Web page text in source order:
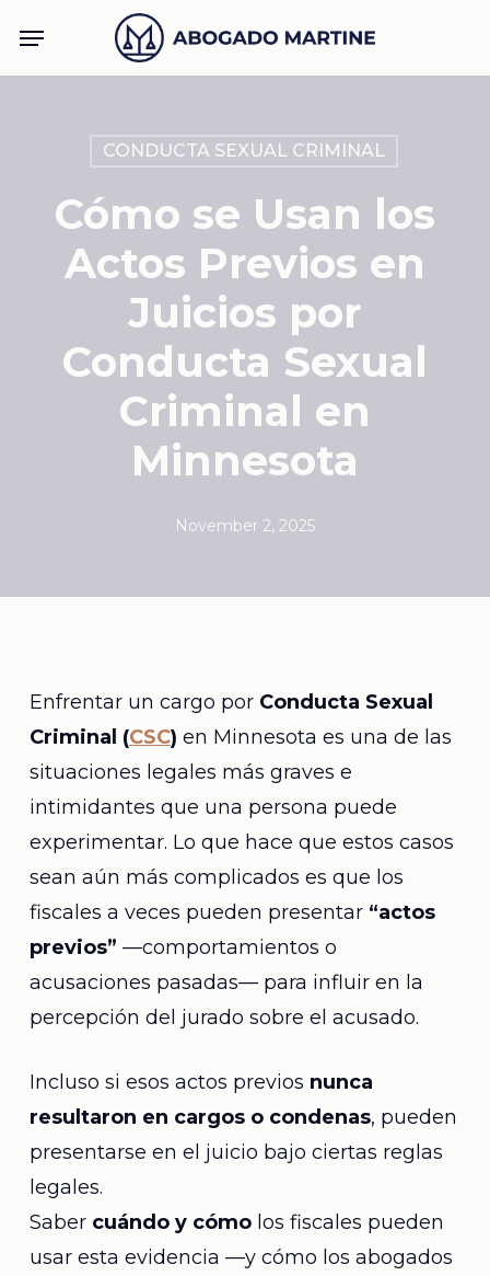
Menu
CONDUCTA SEXUAL CRIMINAL
Cómo se Usan los
Actos Previos en
Juicios por
Conducta Sexual
Criminal en
Minnesota
November 2, 2025
Enfrentar un cargo por Conducta Sexual
Criminal (CSC) en Minnesota es una de las
situaciones legales más graves e
intimidantes que una persona puede
experimentar. Lo que hace que estos casos
sean aún más complicados es que los
fiscales a veces pueden presentar “actos
previos” —comportamientos o
acusaciones pasadas— para influir en la
percepción del jurado sobre el acusado.
Incluso si esos actos previos nunca
resultaron en cargos o condenas, pueden
presentarse en el juicio bajo ciertas reglas
legales.
Saber cuándo y cómolos fiscales pueden
usar esta evidencia —y cómo los abogados